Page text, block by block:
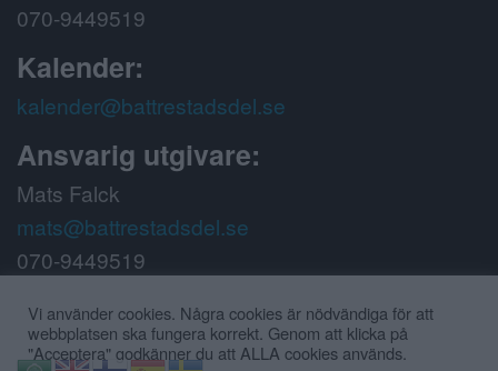
070-9449519
Kalender:
kalender@battrestadsdel.se
Ansvarig utgivare:
Mats Falck
mats@battrestadsdel.se
070-9449519
Följ oss på:
Vi använder cookies. Några cookies är nödvändiga för att
webbplatsen ska fungera korrekt. Genom att klicka på
"Acceptera" godkänner du att ALLA cookies används.